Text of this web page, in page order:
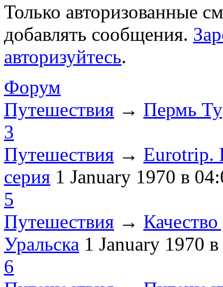
Только авторизованные
добавлять сообщения.
авторизуйтесь.
Форум
Путешествия → Пермь
3
Путешествия → Eurotrip.
серия 1 January 1970 в
5
Путешествия →
Уральска 1 January 1970
6